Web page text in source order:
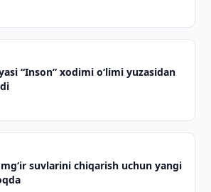
“Inson” xodimi o‘limi yuzasidan
suvlarini chiqarish uchun yangi